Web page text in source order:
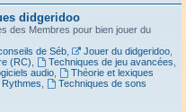
didgeridoo
des Membres pour bien jouer du
de Séb, Jouer du didgeridoo,
(RC)
Techniques de jeu avancées
audio,
Théorie et lexiques
Rythmes
Techniques de sons